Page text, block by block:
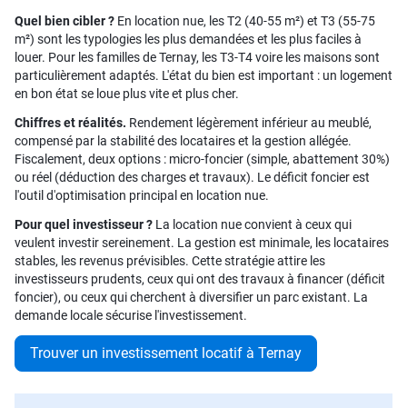
Quel bien cibler ? En location nue, les T2 (40-55 m²) et T3 (55-75
m²) sont les typologies les plus demandées et les plus faciles à
louer. Pour les familles de Ternay, les T3-T4 voire les maisons sont
particulièrement adaptés. L'état du bien est important : un logement
en bon état se loue plus vite et plus cher.
Chiffres et réalités. Rendement légèrement inférieur au meublé,
compensé par la stabilité des locataires et la gestion allégée.
Fiscalement, deux options : micro-foncier (simple, abattement 30%)
ou réel (déduction des charges et travaux). Le déficit foncier est
l'outil d'optimisation principal en location nue.
Pour quel investisseur ? La location nue convient à ceux qui
veulent investir sereinement. La gestion est minimale, les locataires
stables, les revenus prévisibles. Cette stratégie attire les
investisseurs prudents, ceux qui ont des travaux à financer (déficit
foncier), ou ceux qui cherchent à diversifier un parc existant. La
demande locale sécurise l'investissement.
Trouver un investissement locatif à Ternay